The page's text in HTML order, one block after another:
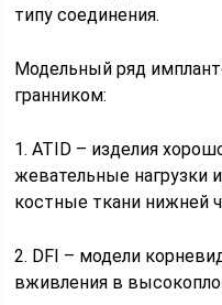
типу соединения.
Модельный ряд
гранником:
1. ATID – изделия
жевательные нагрузки
костные ткани нижней
2. DFI – модели
вживления в